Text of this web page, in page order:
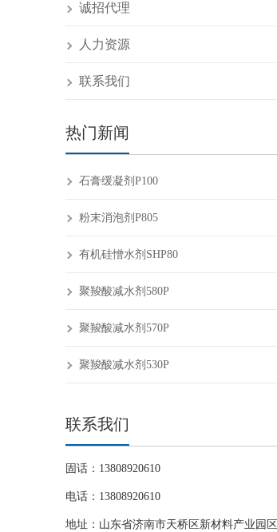
诚招代理
人力资源
联系我们
热门新闻
石膏缓凝剂P100
粉末消泡剂P805
有机硅憎水剂SHP80
聚羧酸减水剂580P
聚羧酸减水剂570P
聚羧酸减水剂530P
联系我们
固话：13808920610
电话：13808920610
地址：山东省济南市天桥区新材料产业园区